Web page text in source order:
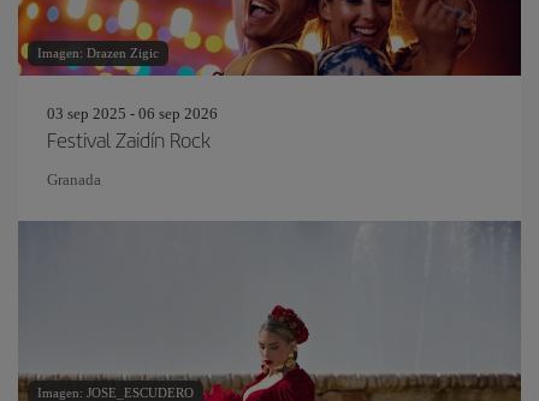
Imagen: Drazen Zigic
03 sep 2025 - 06 sep 2026
Festival Zaidín Rock
Granada
Imagen: JOSE_ESCUDERO